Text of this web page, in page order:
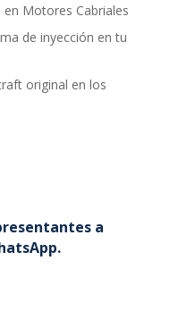
en Motores Cabriales
de inyección en tu
original en los
a